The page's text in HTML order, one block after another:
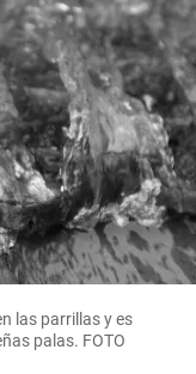
las parrillas y es
palas. FOTO